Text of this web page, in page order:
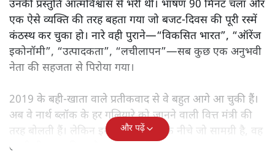
और ठहरे फैसलों के बीच बजट की आलोचनात्मक समीक्षा पढ़िए।
बजट पेश करने उठीं तो वे आसानी से रिकॉर्ड बुक में दर्ज हो गईं।
लेकिन उसके बाद जो आया, उसने साफ़ दिखा दिया कि बिना
नएपन के सिर्फ़ सहनशक्ति कितनी दूर तक ले जा सकती है।